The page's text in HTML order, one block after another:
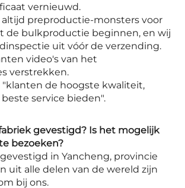
vernieuwd.
altijd preproductie-monsters voor
de bulkproductie beginnen, en wij
uit vóór de verzending.
video's van het
verstrekken.
"klanten de hoogste kwaliteit,
service bieden".
gevestigd? Is het mogelijk
bezoeken?
in Yancheng, provincie
uit alle delen van de wereld zijn
bij ons.